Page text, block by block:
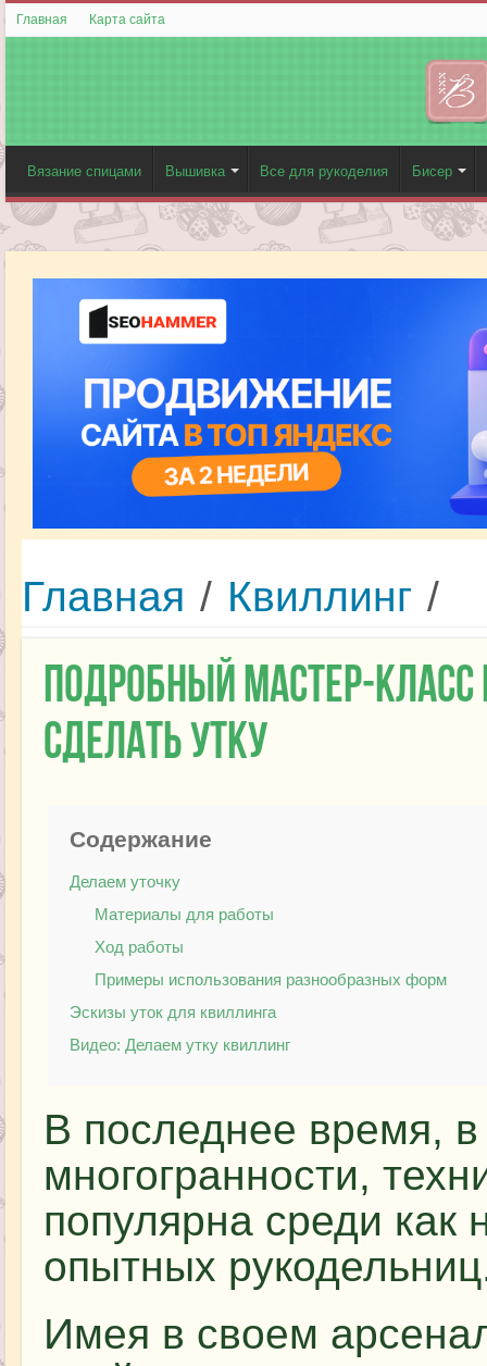
Главная Карта сайта
Вязание спицами Вышивка Все для рукоделия Бисер
Главная / Квиллинг /
Подробный мастер-класс
сделать утку
Содержание
Делаем уточку
Материалы для работы
Ход работы
Примеры использования разнообразных форм
Эскизы уток для квиллинга
Видео: Делаем утку квиллинг
В последнее время,
многогранности,
популярна среди как
опытных
Имея в своем